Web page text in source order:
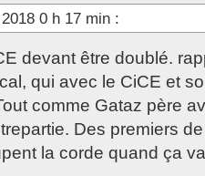
0 h 17 min :
devant être doublé.
qui avec le CiCE et
comme Gataz père
Des premiers
la corde quand ça